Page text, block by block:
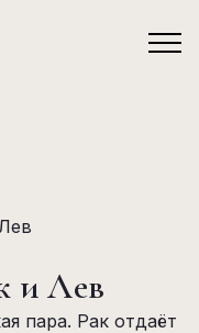
и Лев
пара. Рак отдаёт